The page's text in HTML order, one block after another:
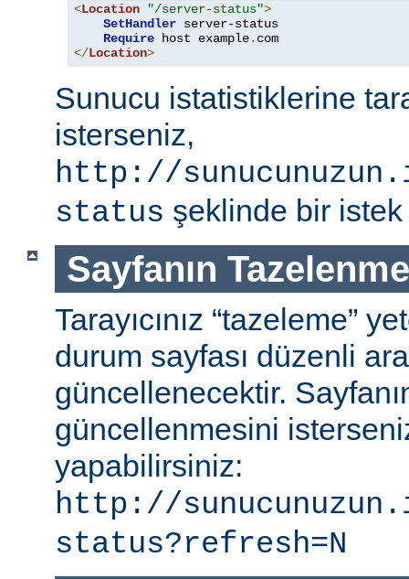
<Location "/server-status">
SetHandler server-status
Require host example.
</Location>
Sunucu istatistiklerine
isterseniz,
http://
status şeklinde bir
Sayfanın
Tarayıcınız “tazeleme”
durum sayfası düzenli
güncellenecektir.
güncellenmesini
yapabilirsiniz:
http://
status?refresh=N